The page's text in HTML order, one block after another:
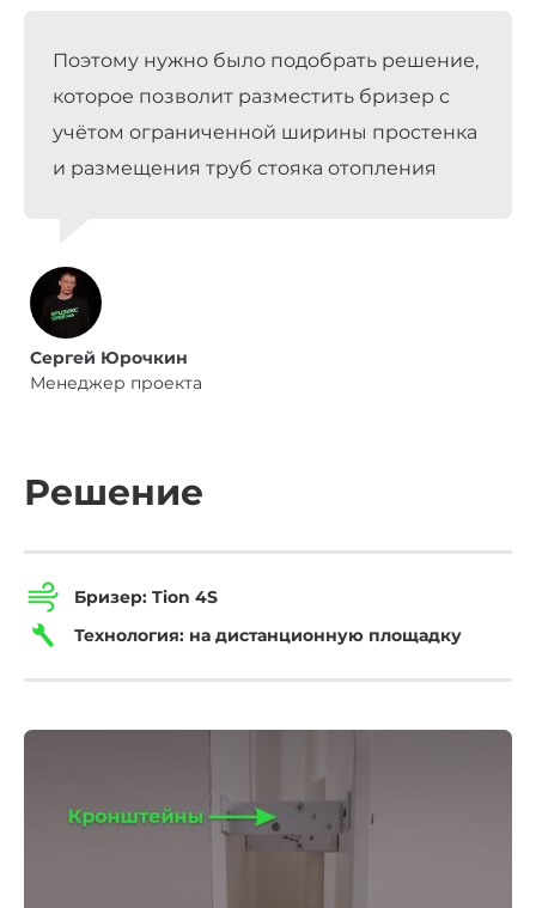
Поэтому нужно было подобрать решение,
которое позволит разместить бризер с
учётом ограниченной ширины простенка
и размещения труб стояка отопления
Сергей Юрочкин
Менеджер проекта
Решение
Бризер: Tion 4S
Технология: на дистанционную площадку